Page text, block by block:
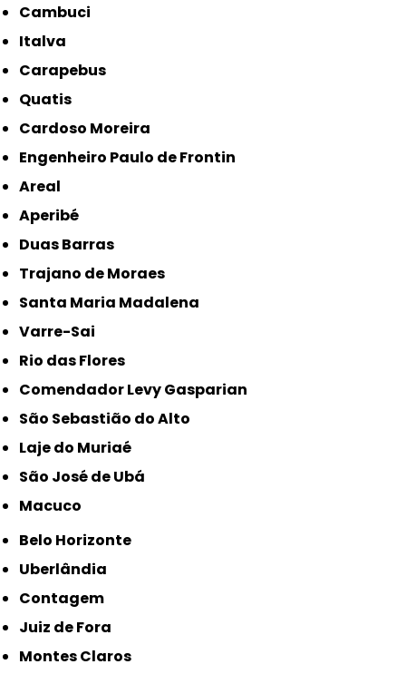
Cambuci
Italva
Carapebus
Quatis
Cardoso Moreira
Engenheiro Paulo de Frontin
Areal
Aperibé
Duas Barras
Trajano de Moraes
Santa Maria Madalena
Varre-Sai
Rio das Flores
Comendador Levy Gasparian
São Sebastião do Alto
Laje do Muriaé
São José de Ubá
Macuco
Belo Horizonte
Uberlândia
Contagem
Juiz de Fora
Montes Claros